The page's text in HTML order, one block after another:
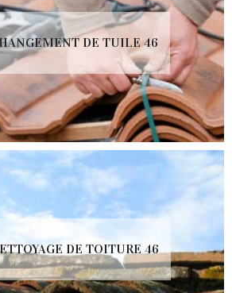
DE TUILE 46
DE TOITURE 46